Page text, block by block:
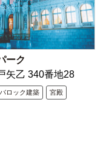
ーク
矢乙 340番地28
バロック建築 宮殿